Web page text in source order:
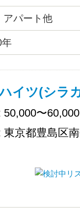
パーや食料品店
行等もあるので
や学校、プライ
イレットペーパ
アパート他
イツ(シラ
50,000〜
東京都豊島区